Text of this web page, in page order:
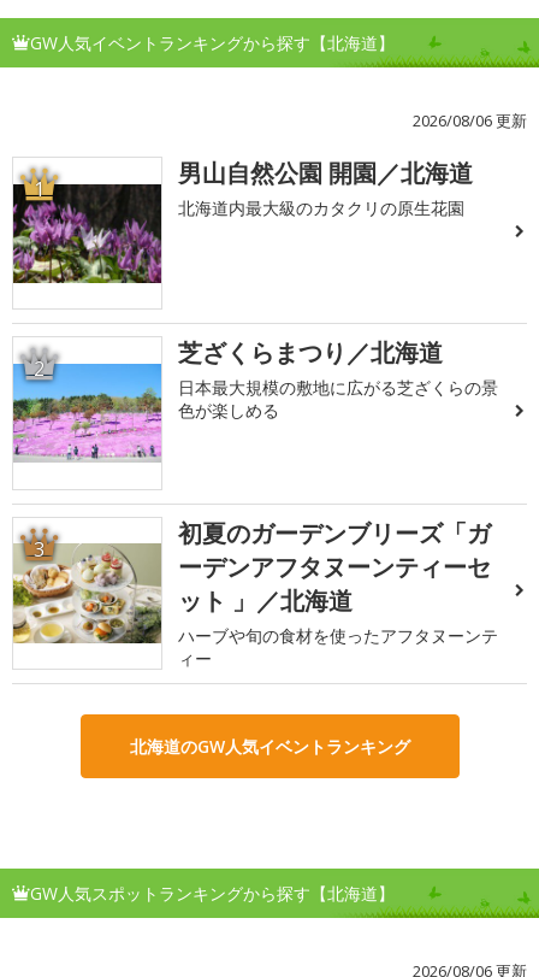
GW人気イベントランキングから探す【北海道】
2026/08/06 更新
1 男山自然公園 開園／北海道
北海道内最大級のカタクリの原生花園
2 芝ざくらまつり／北海道
日本最大規模の敷地に広がる芝ざくらの景
色が楽しめる
3
初夏のガーデンブリーズ「ガ
ーデンアフタヌーンティーセ
ット 」／北海道
ハーブや旬の食材を使ったアフタヌーンテ
ィー
北海道のGW人気イベントランキング
GW人気スポットランキングから探す【北海道】
2026/08/06 更新